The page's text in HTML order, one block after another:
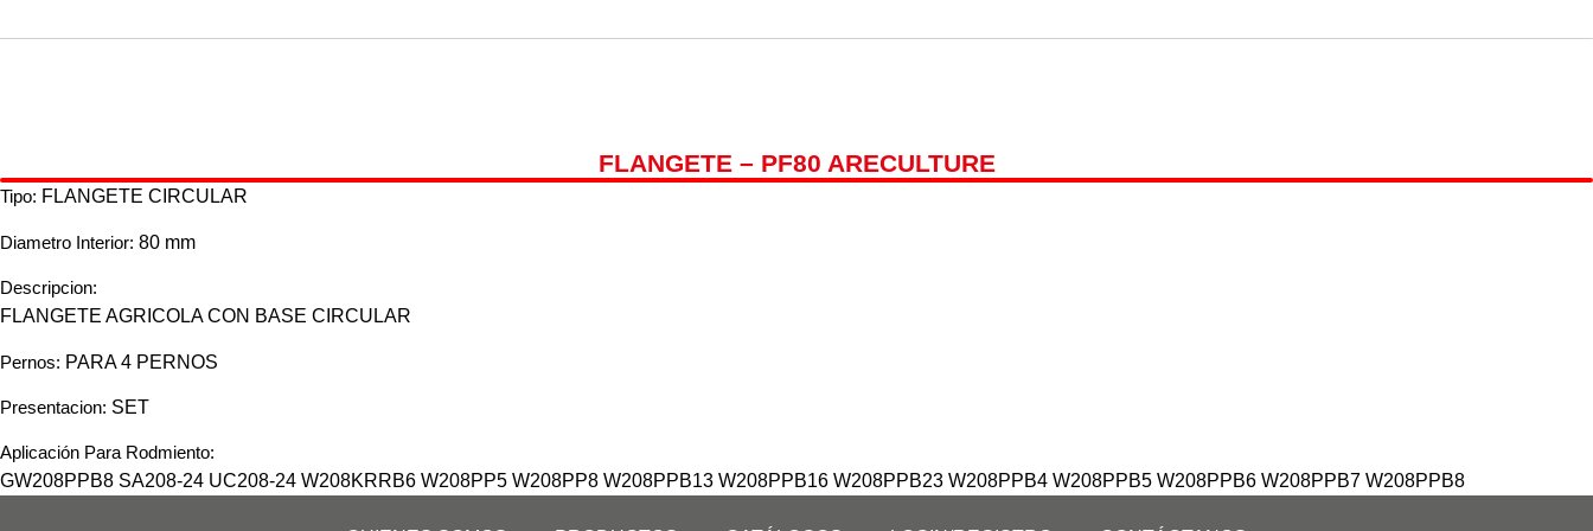
FLANGETE – PF80 ARECULTURE
Tipo: FLANGETE CIRCULAR
Diametro Interior: 80 mm
Descripcion:
FLANGETE AGRICOLA CON BASE CIRCULAR
Pernos: PARA 4 PERNOS
Presentacion: SET
Aplicación Para Rodmiento:
GW208PPB8 SA208-24 UC208-24 W208KRRB6 W208PP5 W208PP8 W208PPB13 W208PPB16 W208PPB23 W208PPB4 W208PPB5 W208PPB6 W208PPB7 W208PPB8